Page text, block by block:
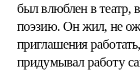
был влюблен в театр,
поэзию. Он жил, не
приглашения
придумывал работу